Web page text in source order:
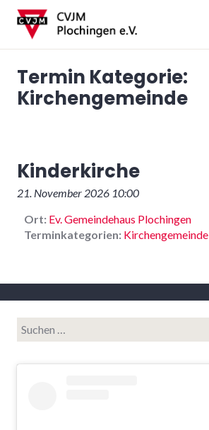
Zum
Inhalt
springen
Termin Kategorie:
Kirchengemeinde
Kinderkirche
21. November 2026 10:00
Ort: Ev. Gemeindehaus Plochingen
Terminkategorien: Kirchengemeinde
Suche
nach: